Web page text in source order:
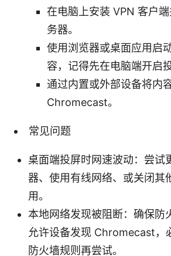
在电脑上安装 VPN 客户
务器。
使用浏览器或桌面应用启
容，记得先在电脑端开启
通过内置或外部设备将内
Chromecast。
常见问题
桌面端投屏时网速波动：尝试
器、使用有线网络、或关闭其
用。
本地网络发现被阻断：确保防
允许设备发现 Chromecast，
防火墙规则再尝试。